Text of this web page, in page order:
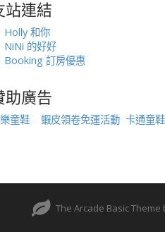
站連結
Holly 和你
NiNi 的好好
Booking 訂房優惠
助廣告
童鞋 蝦皮領卷免運活動 卡通童鞋
The Arcade Basic Theme